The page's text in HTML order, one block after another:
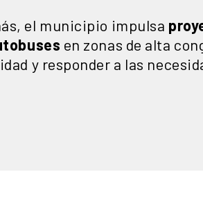
el municipio impulsa
en zonas de alta
y responder a las